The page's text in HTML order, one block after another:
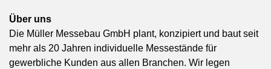
Über uns
Die Müller Messebau GmbH plant, konzipiert und baut seit
mehr als 20 Jahren individuelle Messestände für
gewerbliche Kunden aus allen Branchen. Wir legen